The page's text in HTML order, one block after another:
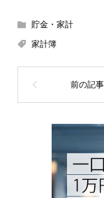
貯金・家計
家計簿